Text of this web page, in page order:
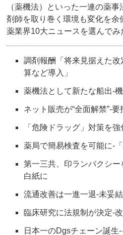
（薬機法）といった一連の薬
剤師を取り巻く環境も変化を
薬業界10大ニュースを選んでみ
調剤報酬「将来見据えた改
算など導入」
薬機法として新たな船出‐
ネット販売が“全面解禁”‐
「危険ドラッグ」対策を
薬局で簡易検査を可能に‐
第一三共、印ランバクシー
白紙に
流通改善は一進一退‐未妥
臨床研究に法規制が決定‐
日本一のDgsチェーン誕生